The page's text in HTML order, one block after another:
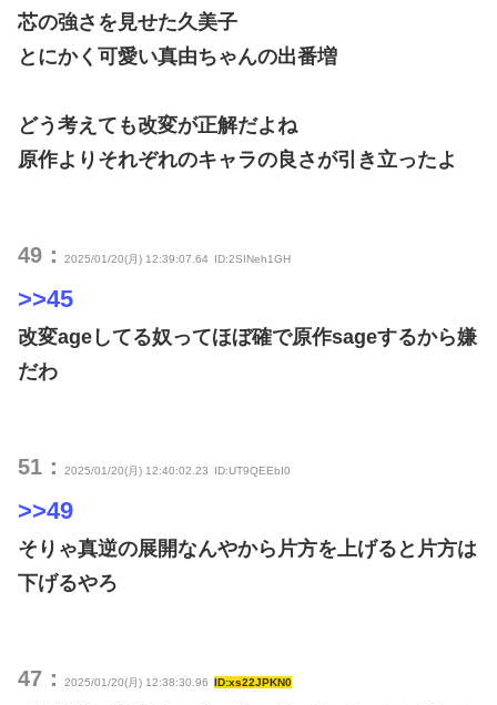
芯の強さを見せた久美子
とにかく可愛い真由ちゃんの出番増
どう考えても改変が正解だよね
原作よりそれぞれのキャラの良さが引き立ったよ
49： 2025/01/20(月) 12:39:07.64 ID:2SINeh1GH
>>45
改変ageしてる奴ってほぼ確で原作sageするから嫌
だわ
51： 2025/01/20(月) 12:40:02.23 ID:UT9QEEbI0
>>49
そりゃ真逆の展開なんやから片方を上げると片方は
下げるやろ
47： 2025/01/20(月) 12:38:30.96 ID:xs22JPKN0